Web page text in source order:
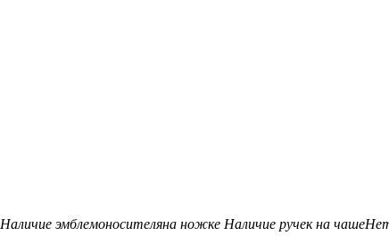
Наличие эмблемоносителяна ножке Наличие ручек на чаше